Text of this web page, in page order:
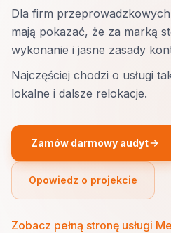
Dla firm przeprowadzkowych
mają pokazać, że za marką
wykonanie i jasne zasady
Najczęściej chodzi o usługi
lokalne i dalsze relokacje.
Zamów darmowy audyt
Opowiedz o projekcie
Zobacz pełną stronę usługi